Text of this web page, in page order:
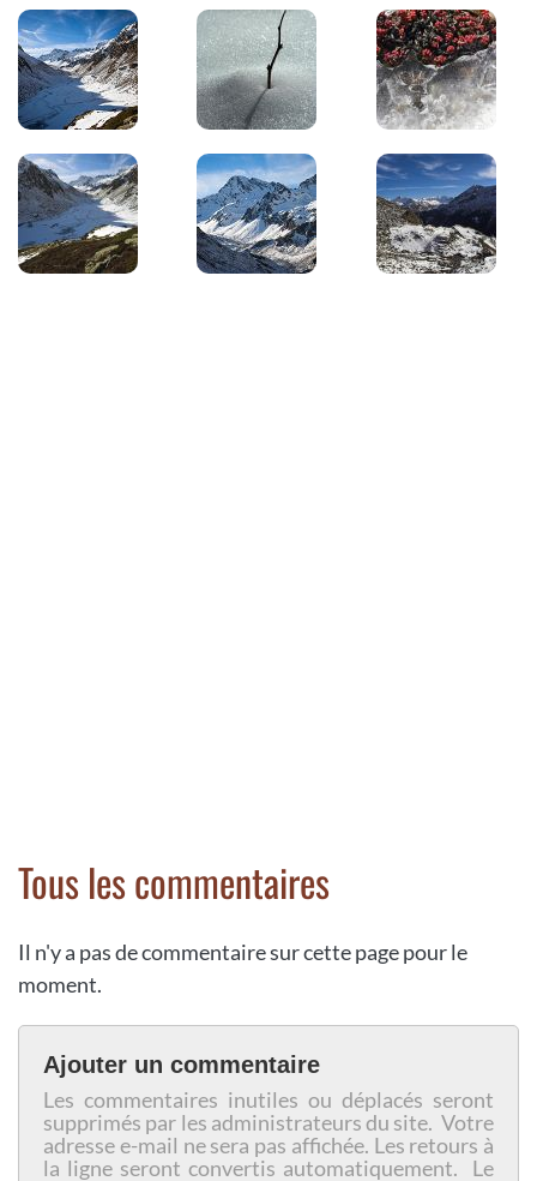
Tous les commentaires
Il n'y a pas de commentaire sur cette page pour le
moment.
Ajouter un commentaire
Les commentaires inutiles ou déplacés seront
supprimés par les administrateurs du site. Votre
adresse e-mail ne sera pas affichée. Les retours à
la ligne seront convertis automatiquement. Le